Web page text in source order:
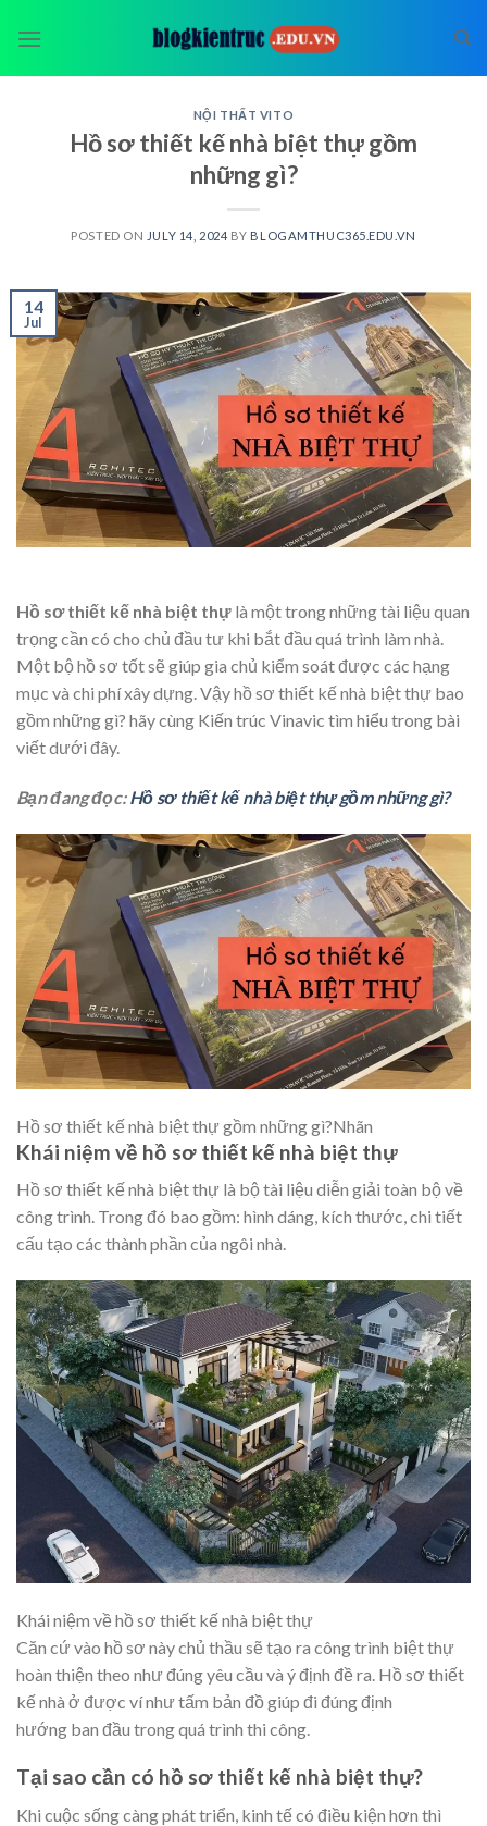
NỘI THẤT VITO
Hồ sơ thiết kế nhà biệt thự gồm
những gì?
POSTED ON JULY 14, 2024 BY BLOGAMTHUC365.EDU.VN
14
Jul
Hồ sơ thiết kế nhà biệt thự là một trong những tài liệu quan
trọng cần có cho chủ đầu tư khi bắt đầu quá trình làm nhà.
Một bộ hồ sơ tốt sẽ giúp gia chủ kiểm soát được các hạng
mục và chi phí xây dựng. Vậy hồ sơ thiết kế nhà biệt thự bao
gồm những gì? hãy cùng Kiến trúc Vinavic tìm hiểu trong bài
viết dưới đây.
Bạn đang đọc:Hồ sơ thiết kế nhà biệt thự gồm những gì?
Hồ sơ thiết kế nhà biệt thự gồm những gì?Nhãn
Khái niệm về hồ sơ thiết kế nhà biệt thự
Hồ sơ thiết kế nhà biệt thự là bộ tài liệu diễn giải toàn bộ về
công trình. Trong đó bao gồm: hình dáng, kích thước, chi tiết
cấu tạo các thành phần của ngôi nhà.
Khái niệm về hồ sơ thiết kế nhà biệt thự
Căn cứ vào hồ sơ này chủ thầu sẽ tạo ra công trình biệt thự
hoàn thiện theo như đúng yêu cầu và ý định đề ra. Hồ sơ thiết
kế nhà ở được ví như tấm bản đồ giúp đi đúng định
hướng ban đầu trong quá trình thi công.
Tại sao cần có hồ sơ thiết kế nhà biệt thự?
Khi cuộc sống càng phát triển, kinh tế có điều kiện hơn thì